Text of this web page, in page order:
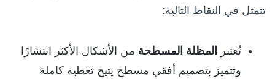
تتمثل في النقاط التالية:
تُعتبر المظلة المسطحة من الأشكال الأكثر انتشارًا
وتتميز بتصميم أفقي مسطح يتيح تغطية كاملة